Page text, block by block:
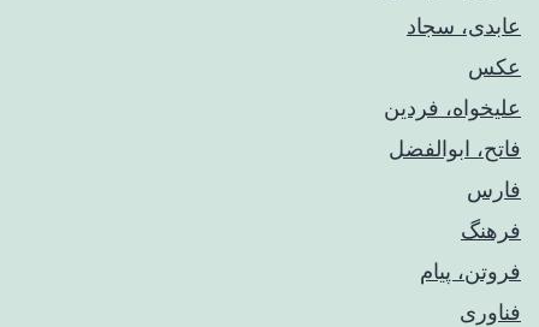
عابدی، سجاد
عکس
علیخواه، فردین
فاتح، ابوالفضل
فارس
فرهنگ
فروتن، پیام
فناوری